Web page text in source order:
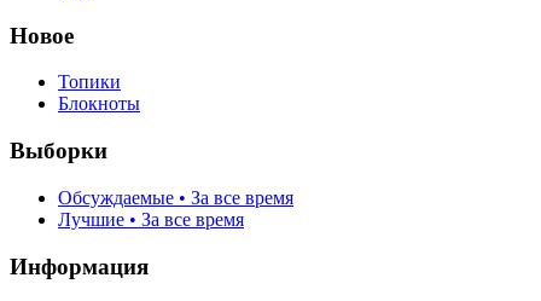
Новое
Топики
Блокноты
Выборки
Обсуждаемые • За все время
Лучшие • За все время
Информация